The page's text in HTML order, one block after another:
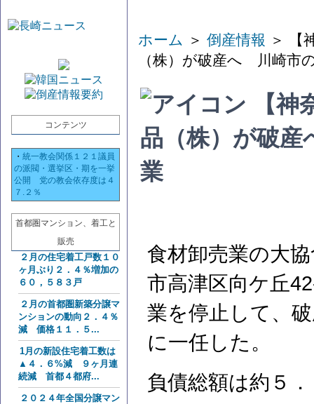
コンテンツ
・ 統一教会関係１２１議員
の派閥・選挙区・期を一挙
公開 党の教会依存度は４
７.２％
首都圏マンション、着工と
販売
２月の住宅着工戸数１０
ヶ月ぶり２．４％増加の
６０，５８３戸
２月の首都圏新築分譲マ
ンションの動向２．４％
減 価格１１．５...
1月の新設住宅着工数は
▲４．６%減 ９ヶ月連
続減 首都４都府...
２０２４年全国分譲マン
ホーム ＞ 倒産情報 ＞ 【
（株）が破産へ 川崎市
【神
品（株）が破
業
食材卸売業の大
市高津区向ケ丘
業を停止して、
に一任した。
負債総額は約５